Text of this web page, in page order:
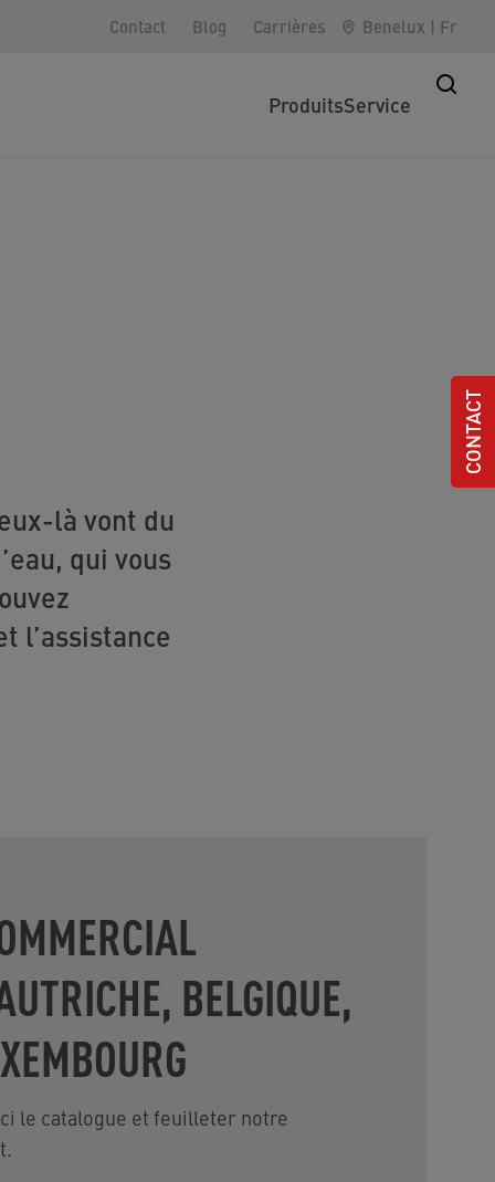
Contact Blog Carrières Benelux | Fr
ProduitsService
là vont du
qui vous
l’assistance
BELGIQUE,
le catalogue et feuilleter notre
CONTACT